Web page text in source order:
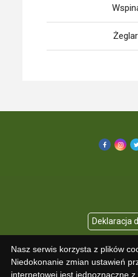
Copyright ©
Nasz serwis korzysta z plików
Niedokonanie zmian ustawień
internetowej jest jednoznaczne